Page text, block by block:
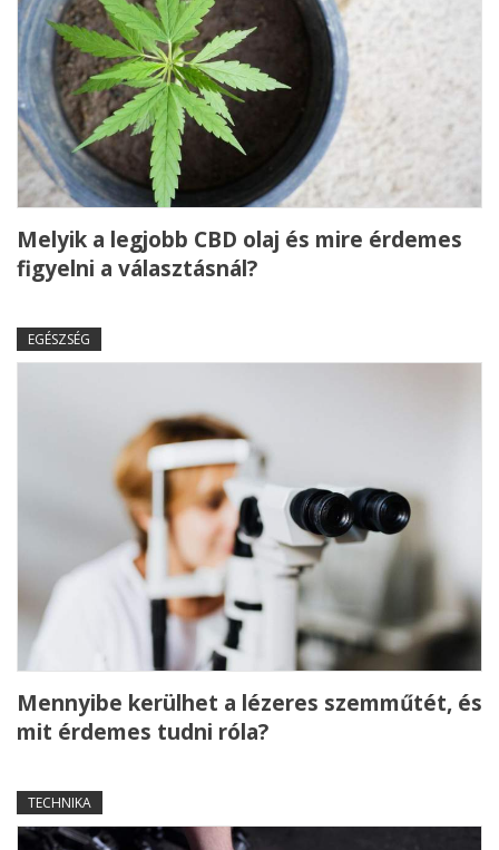
Melyik a legjobb CBD olaj és mire érdemes
figyelni a választásnál?
EGÉSZSÉG
Mennyibe kerülhet a lézeres szemműtét, és
mit érdemes tudni róla?
TECHNIKA